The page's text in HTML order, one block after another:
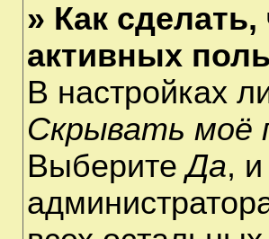
» Как
активных
В настройках
Скрывать моё
ВыберитеДа,